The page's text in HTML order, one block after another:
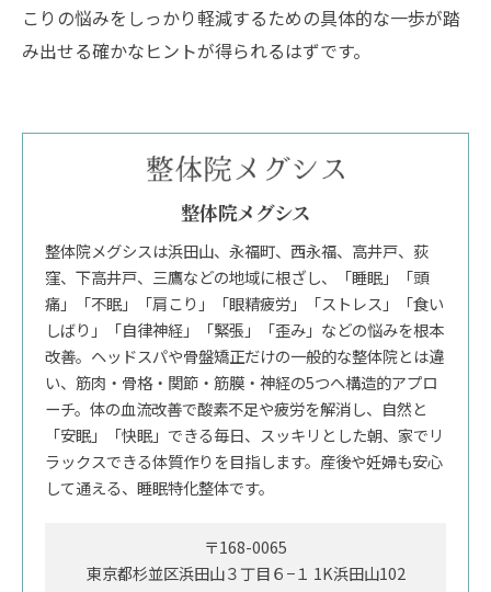
こりの悩みをしっかり軽減するための具体的な一歩が踏
み出せる確かなヒントが得られるはずです。
整体院メグシス
整体院メグシスは浜田山、永福町、西永福、高井戸、荻
窪、下高井戸、三鷹などの地域に根ざし、「睡眠」「頭
痛」「不眠」「肩こり」「眼精疲労」「ストレス」「食い
しばり」「自律神経」「緊張」「歪み」などの悩みを根本
改善。ヘッドスパや骨盤矯正だけの一般的な整体院とは違
い、筋肉・骨格・関節・筋膜・神経の5つへ構造的アプロ
ーチ。体の血流改善で酸素不足や疲労を解消し、自然と
「安眠」「快眠」できる毎日、スッキリとした朝、家でリ
ラックスできる体質作りを目指します。産後や妊婦も安心
して通える、睡眠特化整体です。
〒168-0065
東京都杉並区浜田山３丁目６−１ 1K浜田山102